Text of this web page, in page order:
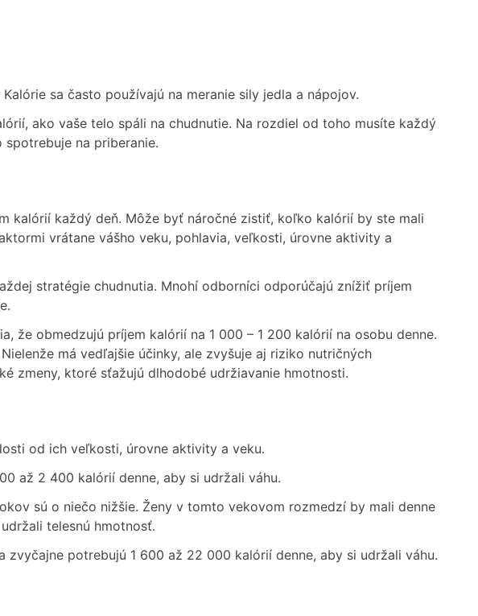
sa často používajú na meranie sily jedla a nápojov.
ako vaše telo spáli na chudnutie. Na rozdiel od toho musíte každý
na priberanie.
kalórií každý deň. Môže byť náročné zistiť, koľko kalórií by ste mali
vrátane vášho veku, pohlavia, veľkosti, úrovne aktivity a
stratégie chudnutia. Mnohí odborníci odporúčajú znížiť príjem
že obmedzujú príjem kalórií na 1 000 – 1 200 kalórií na osobu denne.
má vedľajšie účinky, ale zvyšuje aj riziko nutričných
zmeny, ktoré sťažujú dlhodobé udržiavanie hmotnosti.
od ich veľkosti, úrovne aktivity a veku.
až 2 400 kalórií denne, aby si udržali váhu.
sú o niečo nižšie. Ženy v tomto vekovom rozmedzí by mali denne
telesnú hmotnosť.
potrebujú 1 600 až 22 000 kalórií denne, aby si udržali váhu.